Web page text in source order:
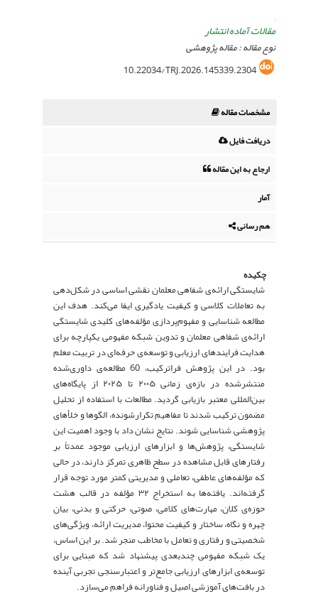
,
مقالات آماده انتشار
نوع مقاله : مقاله پژوهشی
10.22034/TRJ.2026.145339.2304
مشخصات مقاله
دریافت فایل
ارجاع به این مقاله
آمار
هم رسانی
چکیده
شایستگی ارائه‌ی شفاهی معلمان نقشی اساسی در شکل‌دهی
به تعاملات کلاسی و کیفیت یادگیری ایفا می‌کند. هدف این
مطالعه شناسایی و مفهوم‌پردازی مؤلفه‌های کلیدی شایستگی
ارائه‌ی شفاهی معلمان و تدوین شبکه مفهومی یکپارچه برای
هدایت فرایندهای ارزیابی و توسعه‌ی حرفه‌ای در تربیت معلم
بود. در این پژوهش فراترکیب، 60 مطالعه‌ی داوری‌شده
منتشرشده در بازه‌ی زمانی ۲۰۰۵ تا ۲۰۲۵ از پایگاه‌های
بین‌المللی معتبر بازیابی گردید. مطالعات با استفاده از تحلیل
مضمون ترکیب شدند تا مفاهیم تکرارشونده، الگوها و خلأهای
پژوهشی شناسایی شوند. نتایج نشان داد با وجود اهمیت این
شایستگی، پژوهش‌ها و ابزارهای ارزیابی موجود عمدتاً بر
رفتارهای قابل مشاهده در سطح ظاهری تمرکز دارند، در حالی
که مؤلفه‌های عاطفی، تعاملی و مدیریتی کمتر مورد توجه قرار
گرفته‌اند. یافته‌ها به استخراج ۳۲ مؤلفه در قالب هشت
حوزه‌ی کلان، مهارت‌های کلامی، صوتی، حرکتی و بدنی، بیان
چهره و نگاه، ساختار و کیفیت محتوا، مدیریت ارائه، ویژگی‌های
شخصیتی و رفتاری و تعامل با مخاطب منجر شد. بر این اساس،
یک شبکه مفهومی چندبعدی پیشنهاد شد که مبنایی برای
توسعه‌ی ابزارهای ارزیابی جامع‌تر و اعتبارسنجی تجربی آینده
در بافت‌های آموزشی اصیل و فناورانه فراهم می‌سازد.